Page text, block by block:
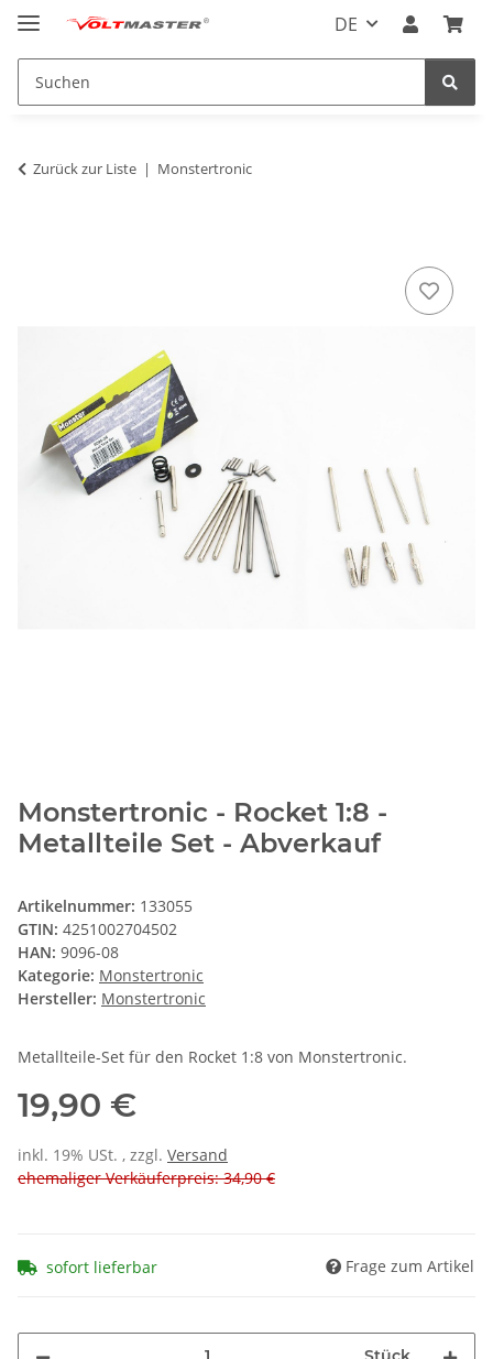
DE
Zurück zur Liste Monstertronic
Monstertronic - Rocket 1:8 -
Metallteile Set - Abverkauf
Artikelnummer: 133055
GTIN: 4251002704502
HAN: 9096-08
Kategorie: Monstertronic
Hersteller: Monstertronic
Metallteile-Set für den Rocket 1:8 von Monstertronic.
19,90 €
inkl. 19% USt. , zzgl. Versand
ehemaliger Verkäuferpreis: 34,90 €
sofort lieferbar Frage zum Artikel